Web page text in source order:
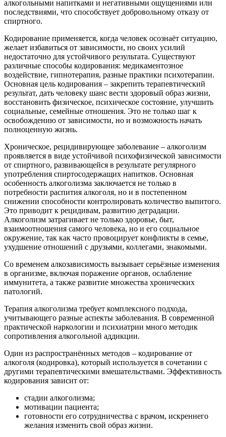
алкогольными напитками и негативными ощущениями или
последствиями, что способствует добровольному отказу от
спиртного.
Кодирование применяется, когда человек осознаёт ситуацию,
желает избавиться от зависимости, но своих усилий
недостаточно для устойчивого результата. Существуют
различные способы кодирования: медикаментозное
воздействие, гипнотерапия, разные практики психотерапии.
Основная цель кодирования – закрепить терапевтический
результат, дать человеку шанс вести здоровый образ жизни,
восстановить физическое, психическое состояние, улучшить
социальные, семейные отношения. Это не только шаг к
освобождению от зависимости, но и возможность начать
полноценную жизнь.
Хроническое, рецидивирующее заболевание – алкоголизм
проявляется в виде устойчивой психофизической зависимости
от спиртного, развивающейся в результате регулярного
употребления спиртосодержащих напитков. Основная
особенность алкоголизма заключается не только в
потребности распития алкоголя, но и в постепенном
снижении способности контролировать количество выпитого.
Это приводит к рецидивам, развитию деградации.
Алкоголизм затрагивает не только здоровье, быт,
взаимоотношения самого человека, но и его социальное
окружение, так как часто провоцирует конфликты в семье,
ухудшение отношений с друзьями, коллегами, знакомыми.
Со временем алкозависимость вызывает серьёзные изменения
в организме, включая поражение органов, ослабление
иммунитета, а также развитие множества хронических
патологий.
Терапия алкоголизма требует комплексного подхода,
учитывающего разные аспекты заболевания. В современной
практической наркологии и психиатрии много методик
сопротивления алкогольной аддикции.
Один из распространённых методов – кодирование от
алкоголя (кодировка), который используется в сочетании с
другими терапевтическими вмешательствами. Эффективность
кодирования зависит от:
стадии алкоголизма;
мотивации пациента;
готовности его сотрудничества с врачом, искреннего
желания изменить свой образ жизни.